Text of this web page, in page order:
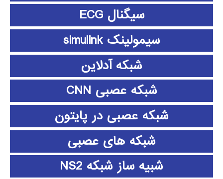
سیگنال ECG
سیمولینک simulink
شبکه آدلاین
شبکه عصبی CNN
شبکه عصبی در پایتون
شبکه های عصبی
شبیه ساز شبکه NS2